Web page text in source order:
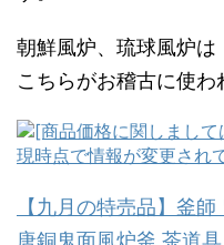
朝鮮風炉、琉球風炉は
こちらがお稽古に使わ
【九月の特売品】釜